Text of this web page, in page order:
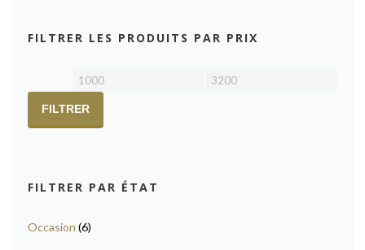
FILTRER LES PRODUITS PAR PRIX
Prix
min
Prix
FILTRER
FILTRER PAR ÉTAT
Occasion (6)